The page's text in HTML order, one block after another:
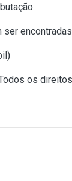
ser
)
os